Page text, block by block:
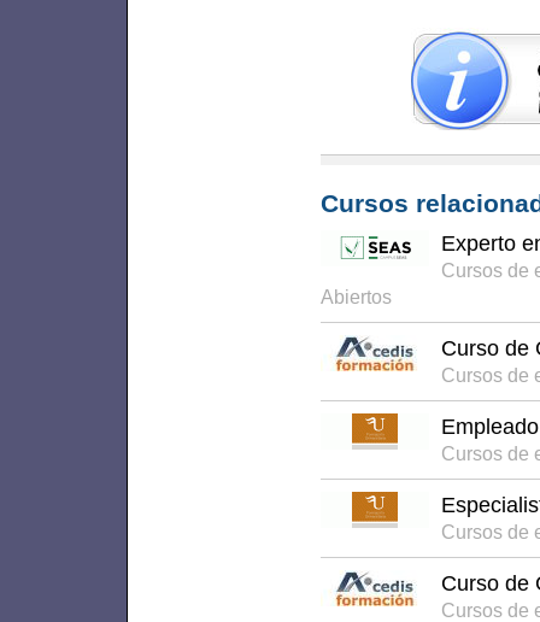
Cursos
Experto
Cursos de
Abiertos
Curso de
Cursos de
Cursos de
Cursos de
Curso de
Cursos de